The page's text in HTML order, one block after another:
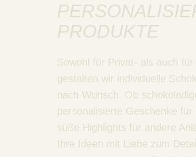
PRODUKTE
Sowohl für Privat- als auch
gestalten wir individuelle
nach Wunsch. Ob
personalisierte Geschenke
süße Highlights für andere
Ihre Ideen mit Liebe zum